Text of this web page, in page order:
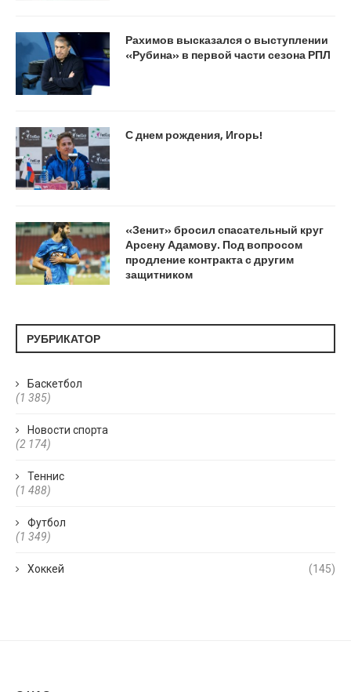
Рахимов высказался о выступлении
«Рубина» в первой части сезона РПЛ
С днем рождения, Игорь!
«Зенит» бросил спасательный круг
Арсену Адамову. Под вопросом
продление контракта с другим
защитником
РУБРИКАТОР
Баскетбол
(1 385)
Новости спорта
(2 174)
Теннис
(1 488)
Футбол
(1 349)
Хоккей (145)